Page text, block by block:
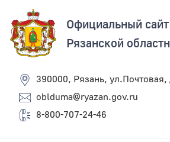
Официальный сайт
Рязанской
390000, Рязань,
oblduma@ryazan.gov.ru
8-800-707-24-46